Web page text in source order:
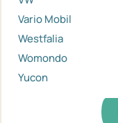
Vario Mobil
Westfalia
Womondo
Yucon